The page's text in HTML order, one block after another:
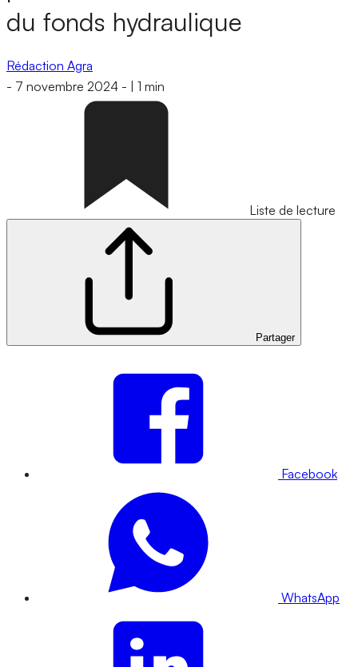
du fonds hydraulique
Rédaction Agra
- 7 novembre 2024 - 1 min
Liste de lecture
Partager
Facebook
WhatsApp